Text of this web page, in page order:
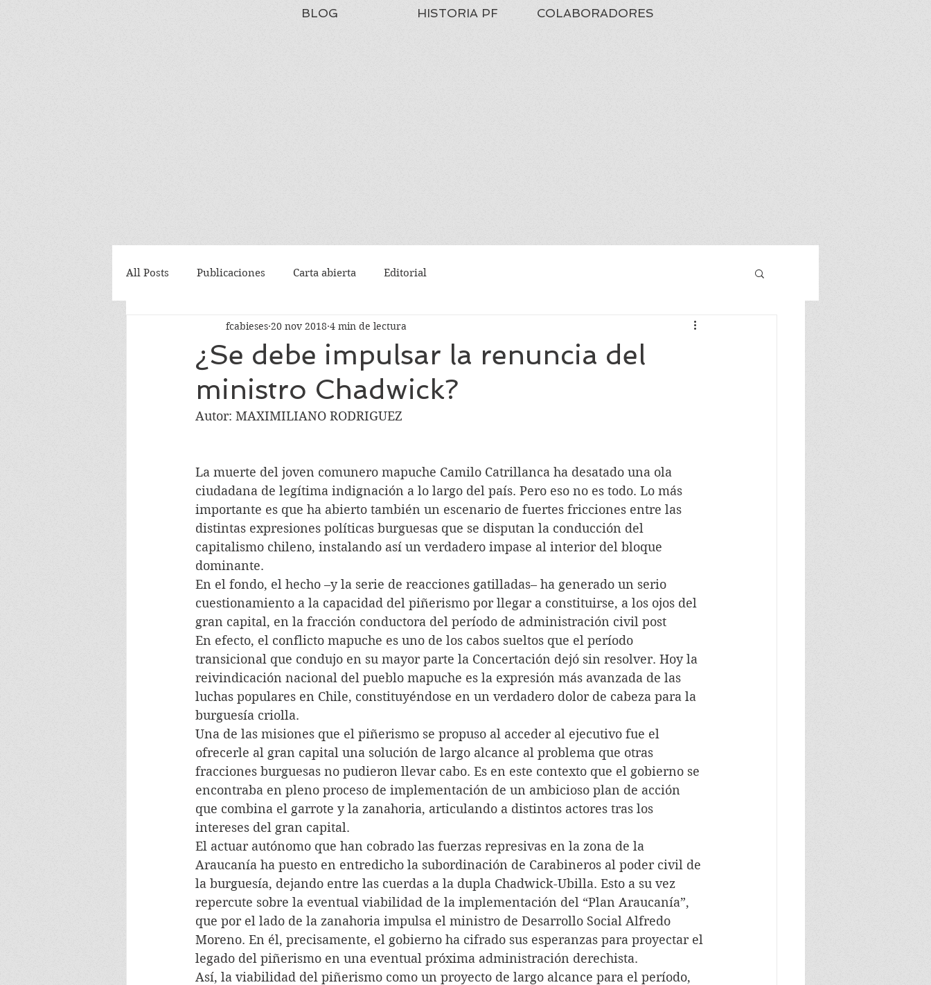
BLOG HISTORIA PF COLABORADORES
All Posts Publicaciones Carta abierta Editorial
¿Se debe impulsar la renuncia del
ministro Chadwick?
fcabieses 20 nov 2018 4 min de lectura
Autor: MAXIMILIANO RODRIGUEZ
La muerte del joven comunero mapuche Camilo Catrillanca ha desatado una ola
ciudadana de legítima indignación a lo largo del país. Pero eso no es todo. Lo más
importante es que ha abierto también un escenario de fuertes fricciones entre las
distintas expresiones políticas burguesas que se disputan la conducción del
capitalismo chileno, instalando así un verdadero impase al interior del bloque
dominante.
En el fondo, el hecho –y la serie de reacciones gatilladas– ha generado un serio
cuestionamiento a la capacidad del piñerismo por llegar a constituirse, a los ojos del
gran capital, en la fracción conductora del período de administración civil post
En efecto, el conflicto mapuche es uno de los cabos sueltos que el período
transicional que condujo en su mayor parte la Concertación dejó sin resolver. Hoy la
reivindicación nacional del pueblo mapuche es la expresión más avanzada de las
luchas populares en Chile, constituyéndose en un verdadero dolor de cabeza para la
burguesía criolla.
Una de las misiones que el piñerismo se propuso al acceder al ejecutivo fue el
ofrecerle al gran capital una solución de largo alcance al problema que otras
fracciones burguesas no pudieron llevar cabo. Es en este contexto que el gobierno se
encontraba en pleno proceso de implementación de un ambicioso plan de acción
que combina el garrote y la zanahoria, articulando a distintos actores tras los
intereses del gran capital.
El actuar autónomo que han cobrado las fuerzas represivas en la zona de la
Araucanía ha puesto en entredicho la subordinación de Carabineros al poder civil de
la burguesía, dejando entre las cuerdas a la dupla Chadwick-Ubilla. Esto a su vez
repercute sobre la eventual viabilidad de la implementación del “Plan Araucanía”,
que por el lado de la zanahoria impulsa el ministro de Desarrollo Social Alfredo
Moreno. En él, precisamente, el gobierno ha cifrado sus esperanzas para proyectar el
legado del piñerismo en una eventual próxima administración derechista.
Así, la viabilidad del piñerismo como un proyecto de largo alcance para el período,